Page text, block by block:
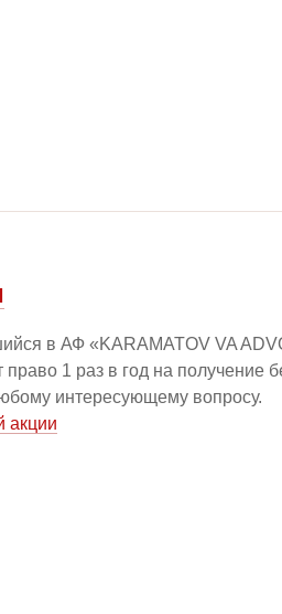
в АФ «KARAMATOV VA
право 1 раз в год на получение
интересующему вопросу.
акции